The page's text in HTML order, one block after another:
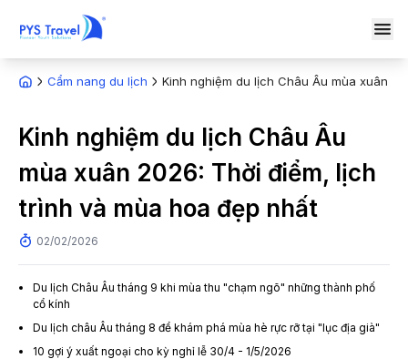
Cẩm nang du lịch Kinh nghiệm du lịch Châu Âu mùa xuân
Kinh nghiệm du lịch Châu Âu
mùa xuân 2026: Thời điểm, lịch
trình và mùa hoa đẹp nhất
02/02/2026
Du lịch Châu Âu tháng 9 khi mùa thu "chạm ngõ" những thành phố
cổ kính
Du lịch châu Âu tháng 8 để khám phá mùa hè rực rỡ tại "lục địa già"
10 gợi ý xuất ngoại cho kỳ nghỉ lễ 30/4 - 1/5/2026